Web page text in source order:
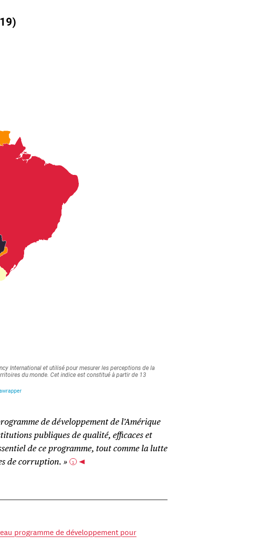
de développement de l’Amérique
publiques de qualité, efficaces et
de ce programme, tout comme la lutte
de corruption. »
1
programme de développement pour